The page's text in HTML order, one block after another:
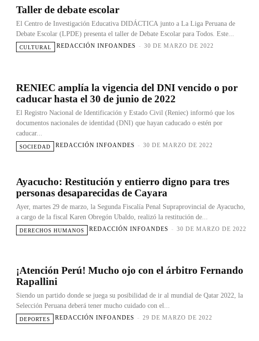
Taller de debate escolar
El Centro de Investigación Educativa DIDÁCTICA junto a La Liga Peruana de
Debate Escolar (LPDE) presenta el taller de Debate Escolar para Todos. Este...
CULTURAL REDACCIÓN INFOANDES - 30 DE MARZO DE 2022
RENIEC amplía la vigencia del DNI vencido o por
caducar hasta el 30 de junio de 2022
El Registro Nacional de Identificación y Estado Civil (Reniec) informó que los
documentos nacionales de identidad (DNI) que hayan caducado o estén por
caducar...
SOCIEDAD REDACCIÓN INFOANDES - 30 DE MARZO DE 2022
Ayacucho: Restitución y entierro digno para tres
personas desaparecidas de Cayara
Ayer, martes 29 de marzo, la Segunda Fiscalía Penal Supraprovincial de Ayacucho,
a cargo de la fiscal Karen Obregón Ubaldo, realizó la restitución de...
DERECHOS HUMANOS REDACCIÓN INFOANDES - 30 DE MARZO DE 2022
¡Atención Perú! Mucho ojo con el árbitro Fernando
Rapallini
Siendo un partido donde se juega su posibilidad de ir al mundial de Qatar 2022, la
Selección Peruana deberá tener mucho cuidado con el...
DEPORTES REDACCIÓN INFOANDES - 29 DE MARZO DE 2022